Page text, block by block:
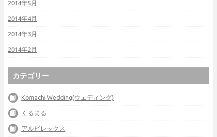
2014年5月
2014年4月
2014年3月
2014年2月
カテゴリー
Komachi Wedding(ウェディング)
くるまる
アルビレックス